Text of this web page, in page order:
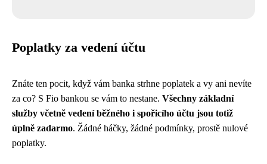
Poplatky za vedení účtu
Znáte ten pocit, když vám banka strhne poplatek a vy ani nevíte
za co? S Fio bankou se vám to nestane. Všechny základní
služby včetně vedení běžného i spořicího účtu jsou totiž
úplně zadarmo. Žádné háčky, žádné podmínky, prostě nulové
poplatky.